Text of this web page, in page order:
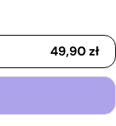
49,90zł